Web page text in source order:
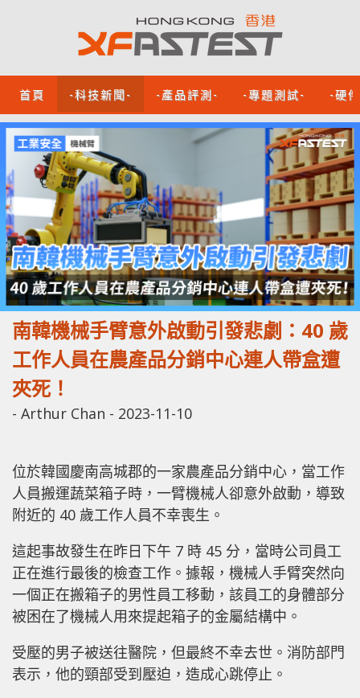
首頁 -科技新聞- -產品評測- -專題測試- -硬
南韓機械手臂意外啟動引發悲劇：40 歲
工作人員在農產品分銷中心連人帶盒遭
夾死！
- Arthur Chan - 2023-11-10
位於韓國慶南高城郡的一家農產品分銷中心，當工作
人員搬運蔬菜箱子時，一臂機械人卻意外啟動，導致
附近的 40 歲工作人員不幸喪生。
這起事故發生在昨日下午 7 時 45 分，當時公司員工
正在進行最後的檢查工作。據報，機械人手臂突然向
一個正在搬箱子的男性員工移動，該員工的身體部分
被困在了機械人用來提起箱子的金屬結構中。
受壓的男子被送往醫院，但最終不幸去世。消防部門
表示，他的頸部受到壓迫，造成心跳停止。